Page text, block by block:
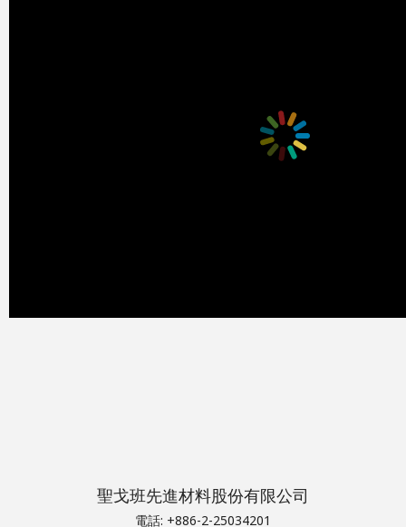
聖戈班先進材料股份有限公司
電話: +886-2-25034201